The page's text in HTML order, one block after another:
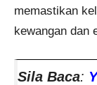
memastikan
kewangan dan
Sila Baca: